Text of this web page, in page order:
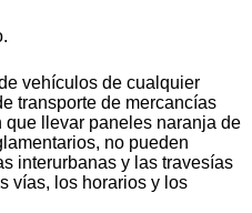
vehículos de cualquier
transporte de mercancías
llevar paneles naranja de
no pueden
interurbanas y las travesías
vías, los horarios y los